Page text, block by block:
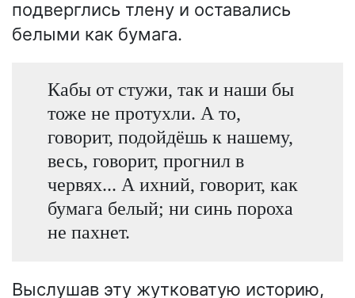
подверглись тлену и оставались
белыми как бумага.
Кабы от стужи, так и наши бы
тоже не протухли. А то,
говорит, подойдёшь к нашему,
весь, говорит, прогнил в
червях... А ихний, говорит, как
бумага белый; ни синь пороха
не пахнет.
Выслушав эту жутковатую историю,